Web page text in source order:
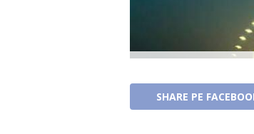
SHARE PE